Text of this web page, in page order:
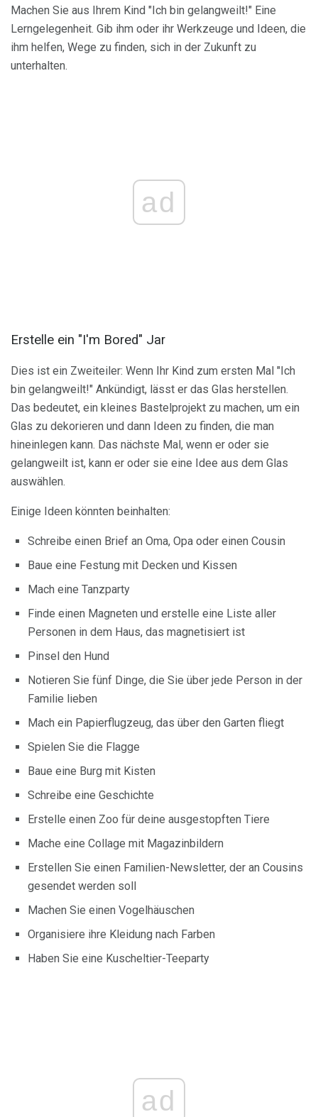
Machen Sie aus Ihrem Kind "Ich bin gelangweilt!" Eine
Lerngelegenheit. Gib ihm oder ihr Werkzeuge und Ideen, die
ihm helfen, Wege zu finden, sich in der Zukunft zu
unterhalten.
ad
Erstelle ein "I'm Bored" Jar
Dies ist ein Zweiteiler: Wenn Ihr Kind zum ersten Mal "Ich
bin gelangweilt!" Ankündigt, lässt er das Glas herstellen.
Das bedeutet, ein kleines Bastelprojekt zu machen, um ein
Glas zu dekorieren und dann Ideen zu finden, die man
hineinlegen kann. Das nächste Mal, wenn er oder sie
gelangweilt ist, kann er oder sie eine Idee aus dem Glas
auswählen.
Einige Ideen könnten beinhalten:
Schreibe einen Brief an Oma, Opa oder einen Cousin
Baue eine Festung mit Decken und Kissen
Mach eine Tanzparty
Finde einen Magneten und erstelle eine Liste aller
Personen in dem Haus, das magnetisiert ist
Pinsel den Hund
Notieren Sie fünf Dinge, die Sie über jede Person in der
Familie lieben
Mach ein Papierflugzeug, das über den Garten fliegt
Spielen Sie die Flagge
Baue eine Burg mit Kisten
Schreibe eine Geschichte
Erstelle einen Zoo für deine ausgestopften Tiere
Mache eine Collage mit Magazinbildern
Erstellen Sie einen Familien-Newsletter, der an Cousins ​​
gesendet werden soll
Machen Sie einen Vogelhäuschen
Organisiere ihre Kleidung nach Farben
Haben Sie eine Kuscheltier-Teeparty
ad